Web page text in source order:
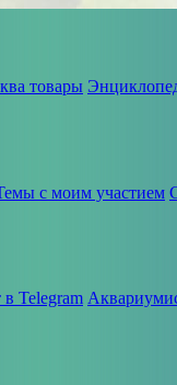
товары
с моим участием
в Telegram